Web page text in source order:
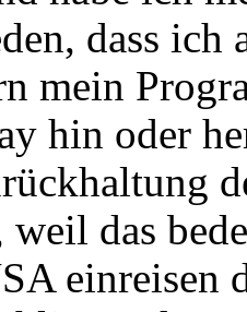
dass ich
mein
hin oder
das
einreisen